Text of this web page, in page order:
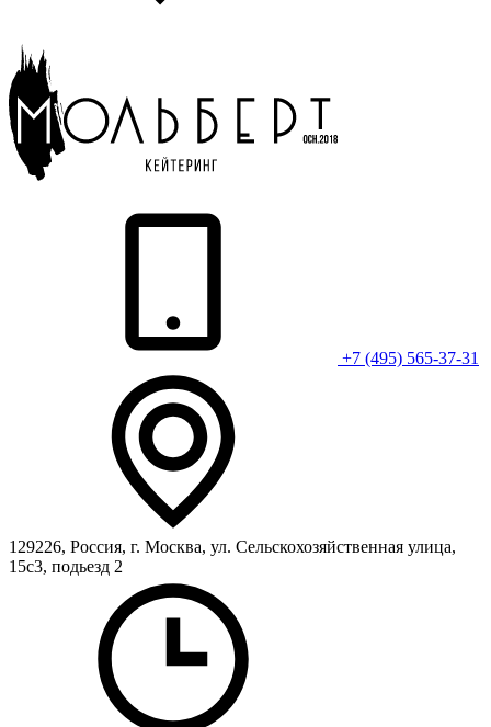
+7 (495) 565-37-31
129226, Россия, г. Москва, ул. Сельскохозяйственная улица,
15с3, подьезд 2